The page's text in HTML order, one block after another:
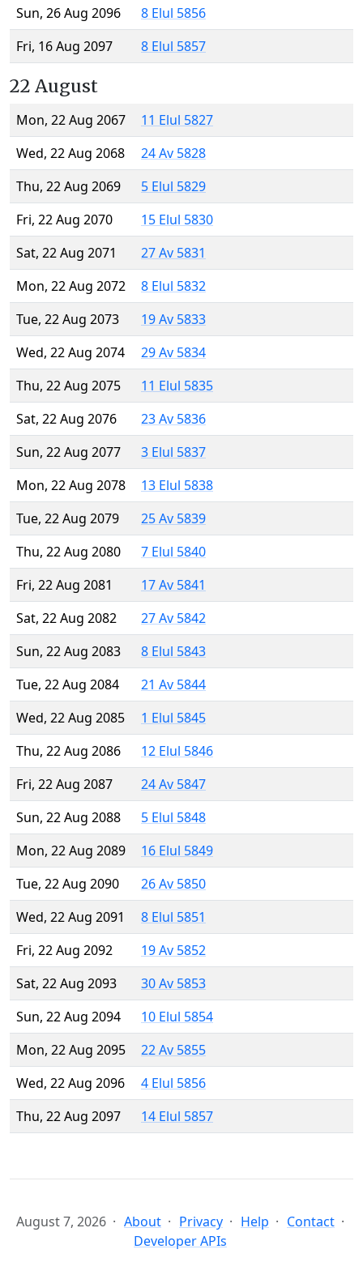
Sun, 26 Aug 2096
8 Elul 5856
Fri, 16 Aug 2097
8 Elul 5857
22 August
Mon, 22 Aug 2067
11 Elul 5827
Wed, 22 Aug 2068
24 Av 5828
Thu, 22 Aug 2069
5 Elul 5829
Fri, 22 Aug 2070
15 Elul 5830
Sat, 22 Aug 2071
27 Av 5831
Mon, 22 Aug 2072
8 Elul 5832
Tue, 22 Aug 2073
19 Av 5833
Wed, 22 Aug 2074
29 Av 5834
Thu, 22 Aug 2075
11 Elul 5835
Sat, 22 Aug 2076
23 Av 5836
Sun, 22 Aug 2077
3 Elul 5837
Mon, 22 Aug 2078
13 Elul 5838
Tue, 22 Aug 2079
25 Av 5839
Thu, 22 Aug 2080
7 Elul 5840
Fri, 22 Aug 2081
17 Av 5841
Sat, 22 Aug 2082
27 Av 5842
Sun, 22 Aug 2083
8 Elul 5843
Tue, 22 Aug 2084
21 Av 5844
Wed, 22 Aug 2085
1 Elul 5845
Thu, 22 Aug 2086
12 Elul 5846
Fri, 22 Aug 2087
24 Av 5847
Sun, 22 Aug 2088
5 Elul 5848
Mon, 22 Aug 2089
16 Elul 5849
Tue, 22 Aug 2090
26 Av 5850
Wed, 22 Aug 2091
8 Elul 5851
Fri, 22 Aug 2092
19 Av 5852
Sat, 22 Aug 2093
30 Av 5853
Sun, 22 Aug 2094
10 Elul 5854
Mon, 22 Aug 2095
22 Av 5855
Wed, 22 Aug 2096
4 Elul 5856
Thu, 22 Aug 2097
14 Elul 5857
August 7, 2026 About Privacy Help
Contact
Developer APIs